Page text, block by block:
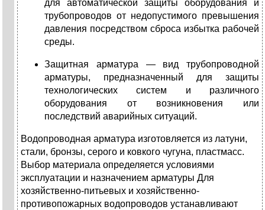
для автоматической защиты оборудования и
трубопроводов от недопустимого превышения
давления посредством сброса избытка рабочей
среды.
Защитная арматура — вид трубопроводной
арматуры, предназначенный для защиты
технологических систем и различного
оборудования от возникновения или
последствий аварийных ситуаций.
Водопроводная арматура изготовляется из латуни,
стали, бронзы, серого и ковкого чугуна, пластмасс.
Выбор материала определяется условиями
эксплуатации и назначением арматуры Для
хозяйственно-питьевых и хозяйственно-
противопожарных водопроводов устанавливают